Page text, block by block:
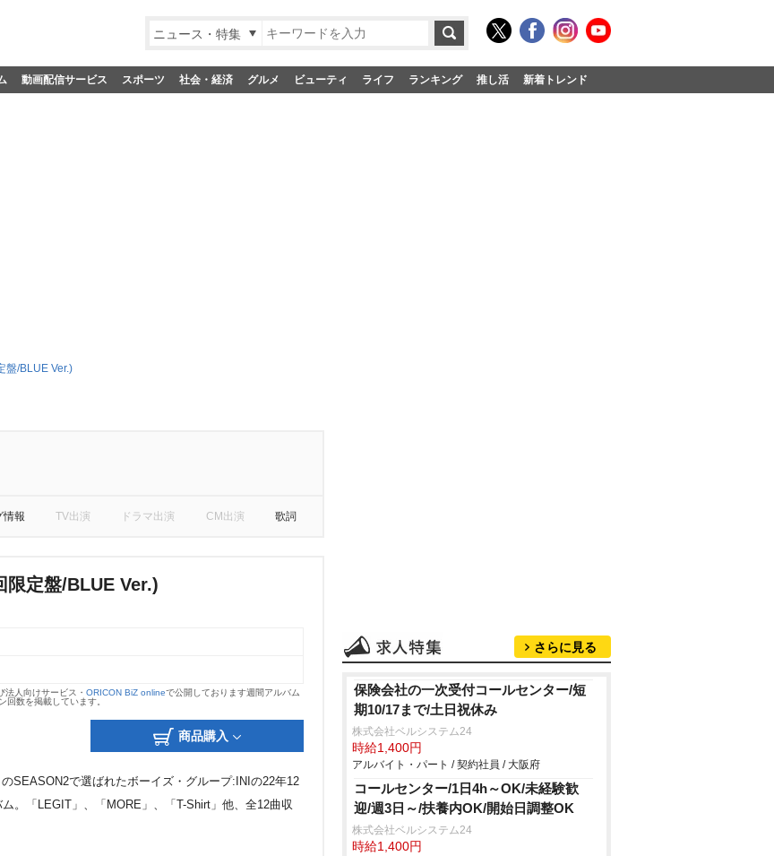
ニュース・特集
動画配信サービス スポーツ 社会・経済 グルメ ビューティ ライフ ランキング 推し活 新着トレンド
盤/BLUE Ver.)
情報 TV出演 ドラマ出演 CM出演 歌詞
限定盤/BLUE Ver.)
法人向けサービス・ ORICON BiZ onlineで公開しております週間アルバム
回数を掲載しています。
商品購入
SEASON2で選ばれたボーイズ・グループ:INIの22年12
。「LEGIT」、「MORE」、「T-Shirt」他、全12曲収
さらに見る
保険会社の一次受付コールセンター/短
期10/17まで/土日祝休み
株式会社ベルシステム24
時給1,400円
アルバイト・パート / 契約社員 / 大阪府
コールセンター/1日4h～OK/未経験歓
迎/週3日～/扶養内OK/開始日調整OK
株式会社ベルシステム24
時給1,400円